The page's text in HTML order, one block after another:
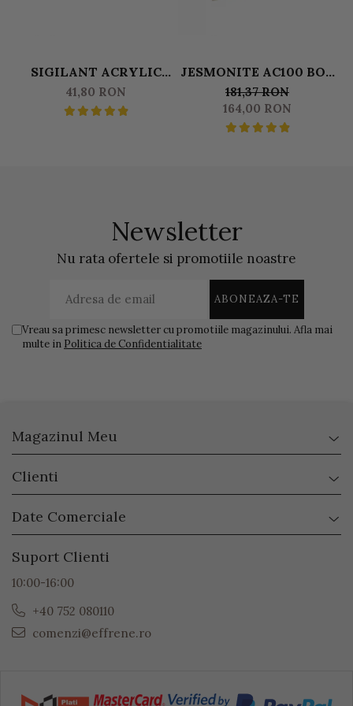
SIGILANT ACRYLIC
SEALER SATIN (FINISAJ
MAT) JESMONITE
41,80 RON
JESMONITE AC100 BOX
DUOSET 0,500 L LICHID
& 1250 KG BAZA
181,37 RON
164,00 RON
Newsletter
Nu rata ofertele si promotiile noastre
Vreau sa primesc newsletter cu promotiile magazinului. Afla mai
multe in Politica de Confidentialitate
Magazinul Meu
Clienti
Date Comerciale
Suport Clienti
10:00-16:00
+40 752 080110
comenzi@effrene.ro